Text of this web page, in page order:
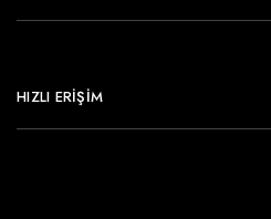
HIZLI ERİŞİM